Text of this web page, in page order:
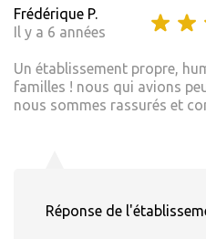
Frédérique P.
Il y a 6 années
Un établissement propre,
familles ! nous qui avions
nous sommes rassurés et
Réponse de